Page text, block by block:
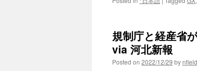
規制庁と経産省
via 河北新報
Posted on 2022/12/29 by nfield